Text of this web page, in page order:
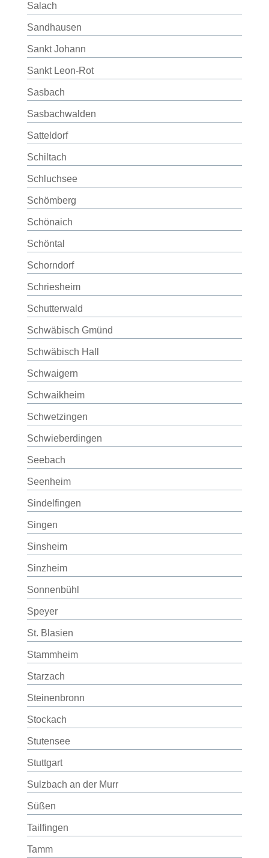
Salach
Sandhausen
Sankt Johann
Sankt Leon-Rot
Sasbach
Sasbachwalden
Satteldorf
Schiltach
Schluchsee
Schömberg
Schönaich
Schöntal
Schorndorf
Schriesheim
Schutterwald
Schwäbisch Gmünd
Schwäbisch Hall
Schwaigern
Schwaikheim
Schwetzingen
Schwieberdingen
Seebach
Seenheim
Sindelfingen
Singen
Sinsheim
Sinzheim
Sonnenbühl
Speyer
St. Blasien
Stammheim
Starzach
Steinenbronn
Stockach
Stutensee
Stuttgart
Sulzbach an der Murr
Süßen
Tailfingen
Tamm